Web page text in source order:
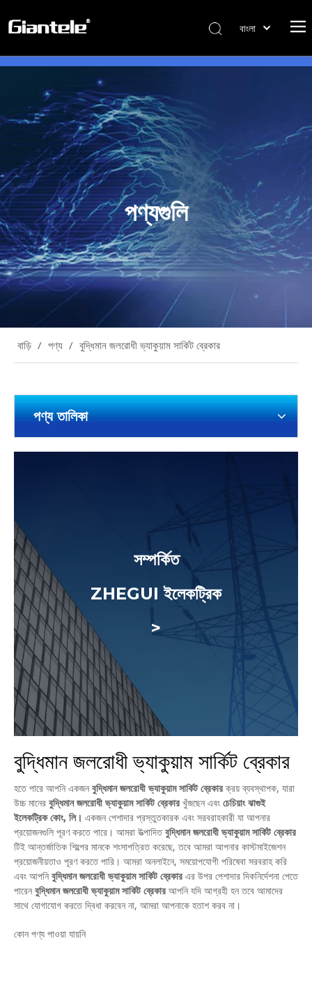
বাংলা
Tiếng Việt
Pусский
العربية
简体中文
English
পণ্যগুলি
বাড়ি / পণ্য / বুদ্ধিমান জলরোধী ভ্যাকুয়াম সার্কিট ব্রেকার
পণ্য তালিকা
সম্পর্কিত
ZHEGUI ইলেকট্রিক
>
বুদ্ধিমান জলরোধী ভ্যাকুয়াম সার্কিট ব্রেকার
হতে পারে আপনি একজনবুদ্ধিমান জলরোধী ভ্যাকুয়াম সার্কিট ব্রেকারক্রয় ব্যবস্থাপক, যারা
উচ্চ মানের বুদ্ধিমান জলরোধী ভ্যাকুয়াম সার্কিট ব্রেকার খুঁজছেন এবং চেচিয়াং ঝাগুই
ইলেকট্রিক কোং, লি। একজন পেশাদার প্রস্তুতকারক এবং সরবরাহকারী যা আপনার
প্রয়োজনগুলি পূরণ করতে পারে। আমরা উত্পাদিতবুদ্ধিমান জলরোধী ভ্যাকুয়াম সার্কিট ব্রেকার
টিই আন্তর্জাতিক শিল্পের মানকে শংসাপত্রিত করেছে, তবে আমরা আপনার কাস্টমাইজেশন
প্রয়োজনীয়তাও পূরণ করতে পারি। আমরা অনলাইনে, সময়োপযোগী পরিষেবা সরবরাহ করি
এবং আপনিবুদ্ধিমান জলরোধী ভ্যাকুয়াম সার্কিট ব্রেকার এর উপর পেশাদার দিকনির্দেশনা পেতে
পারেনবুদ্ধিমান জলরোধী ভ্যাকুয়াম সার্কিট ব্রেকার আপনি যদি আগ্রহী হন তবে আমাদের
সাথে যোগাযোগ করতে দ্বিধা করবেন না, আমরা আপনাকে হতাশ করব না।
কোন পণ্য পাওয়া যায়নি